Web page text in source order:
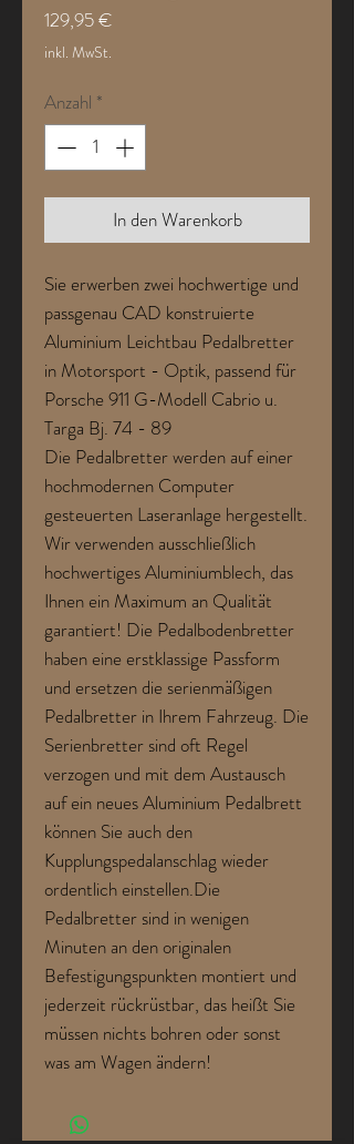
129,95 €
inkl. MwSt.
Anzahl *
In den Warenkorb
Sie erwerben zwei hochwertige und
passgenau CAD konstruierte
Aluminium Leichtbau Pedalbretter
in Motorsport - Optik, passend für
Porsche 911 G-Modell Cabrio u.
Targa Bj. 74 - 89
Die Pedalbretter werden auf einer
hochmodernen Computer
gesteuerten Laseranlage hergestellt.
Wir verwenden ausschließlich
hochwertiges Aluminiumblech, das
Ihnen ein Maximum an Qualität
garantiert! Die Pedalbodenbretter
haben eine erstklassige Passform
und ersetzen die serienmäßigen
Pedalbretter in Ihrem Fahrzeug. Die
Serienbretter sind oft Regel
verzogen und mit dem Austausch
auf ein neues Aluminium Pedalbrett
können Sie auch den
Kupplungspedalanschlag wieder
ordentlich einstellen.Die
Pedalbretter sind in wenigen
Minuten an den originalen
Befestigungspunkten montiert und
jederzeit rückrüstbar, das heißt Sie
müssen nichts bohren oder sonst
was am Wagen ändern!